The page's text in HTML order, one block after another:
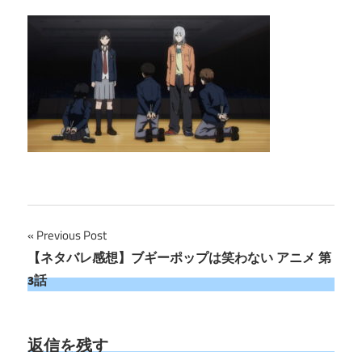
投
稿
ビ
Previous Post
【ネタバレ感想】ブギーポップは笑わない アニメ 第
3話
返信を残す